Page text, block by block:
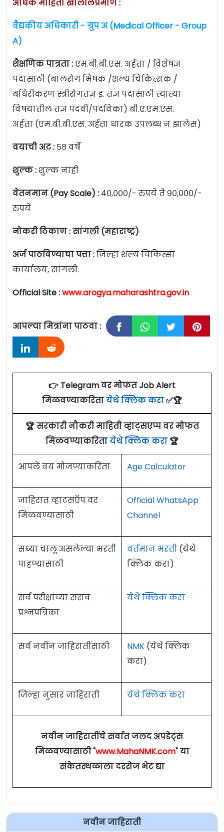
अधिक माहिती खालीलप्रमाणे :
वैद्यकीय अधिकारी - ग्रुप अ (Medical Officer - Group
A)
शैक्षणिक पात्रता :एम.बी.बी.एस. अर्हता / विशेषज्ञ
पदासाठी (बालरोग भिषक /शल्य चिकित्सक /
बधिरीकरण स्त्रीरोगतज्ञ इ. तज्ञ पदासाठी त्यात्या
विषयातील तज्ञ पदवी/पदविका) बी.ए.एम.एस.
अर्हता (एम.बी.बी.एस. अर्हता धारक उपलब्ध न झालेस)
वयाची अट : ५८ वर्षे
शुल्क : शुल्क नाही
वेतनमान (Pay Scale) : ४०,०००/- रुपये ते ९०,०००/-
रुपये
नोकरी ठिकाण : सांगली (महाराष्ट्र)
अर्ज पाठविण्याचा पत्ता :जिल्हा शल्य चिकित्सा
कार्यालय, सांगली.
Official Site :www.arogya.maharashtra.gov.in
आपल्या मित्रांना पाठवा :
👉 Telegram वर मोफत Job Alert
मिळवण्याकरितायेथे क्लिक करा✅🏆
🏆 सरकारी नौकरी माहिती व्हाट्सएप्प वर मोफत
मिळवण्याकरितायेथे क्लिक करा🏆
आपले वय मोजण्याकरिता Age Calculator
जाहिरात व्हाटसऍप वर
मिळवण्यासाठी
Official WhatsApp
Channel
सध्या चालू असलेल्या भरती
पाहण्यासाठी
वर्तमान भरती (येथे
क्लिक करा)
सर्व परीक्षांच्या सराव
प्रश्नपत्रिका
येथे क्लिक करा
सर्व नवीन जाहिरातींसाठी NMK (येथे क्लिक
करा)
जिल्हा नुसार जाहिराती येथे क्लिक करा
नवीन जाहिरातींचे सर्वात जलद अपडेट्स
मिळवण्यासाठी "www.MahaNMK.com" या
संकेतस्थळाला दररोज भेट द्या
नवीन जाहिराती